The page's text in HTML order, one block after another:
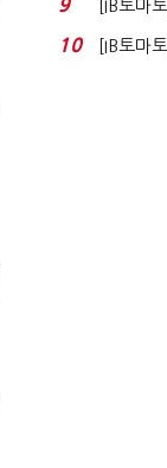
9
[IB토마
도…실적
10
[IB토마